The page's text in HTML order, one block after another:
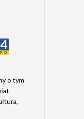
o tym